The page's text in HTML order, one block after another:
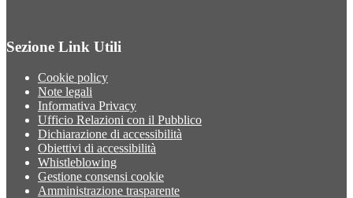
Sezione Link Utili
Cookie policy
Note legali
Informativa Privacy
Ufficio Relazioni con il Pubblico
Dichiarazione di accessibilità
Obiettivi di accessibilità
Whistleblowing
Gestione consensi cookie
Amministrazione trasparente